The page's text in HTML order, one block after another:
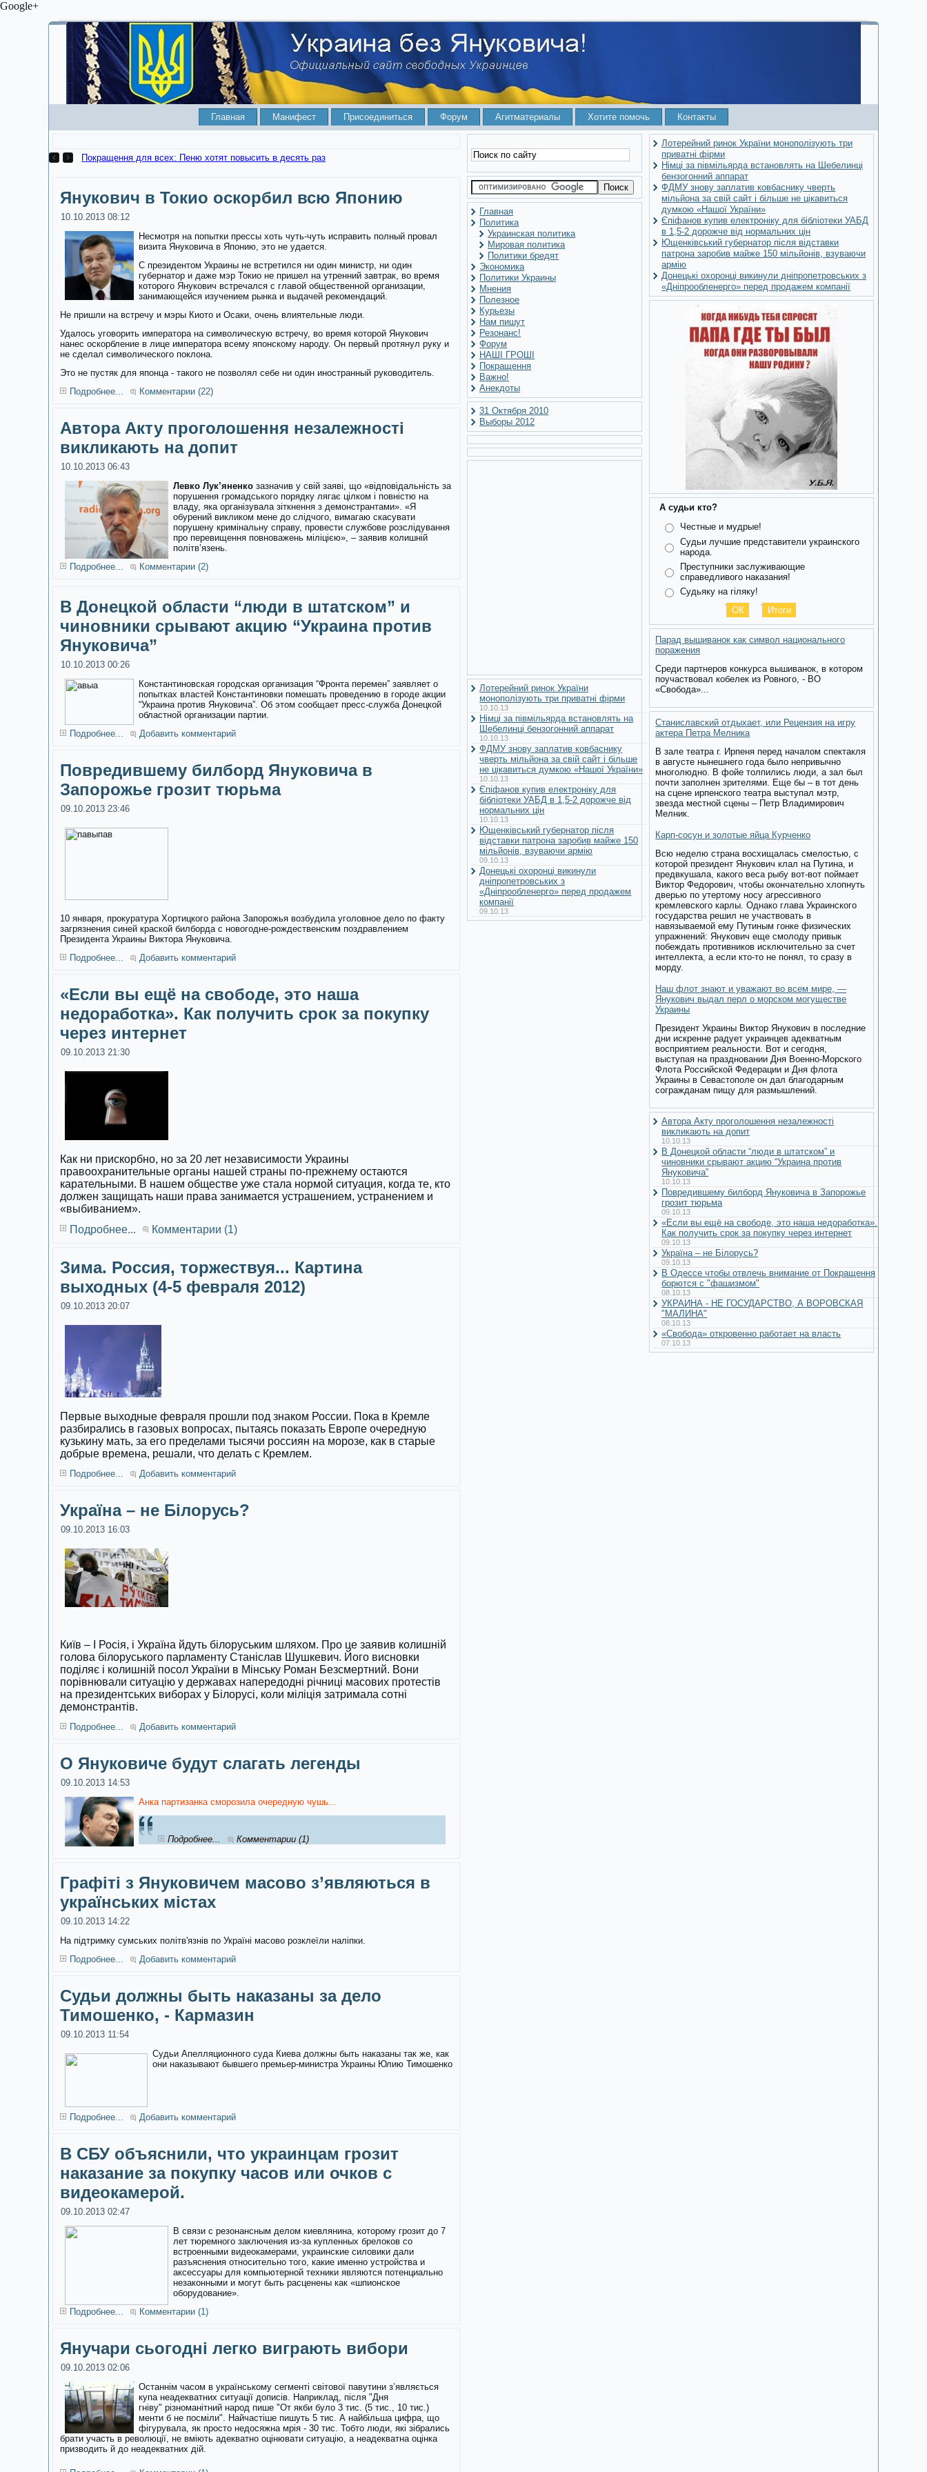
Google+
Главная Манифест Присоединиться Форум Агитматериалы Хотите помочь Контакты
Покращення для всех: Пеню хотят повысить в десять раз
Янукович в Токио оскорбил всю Японию
10.10.2013 08:12
Несмотря на попытки прессы хоть чуть-чуть исправить полный провал
визита Януковича в Японию, это не удается.
С президентом Украины не встретился ни один министр, ни один
губернатор и даже мэр Токио не пришел на утренний завтрак, во время
которого Янукович встречался с главой общественной организации,
занимающейся изучением рынка и выдачей рекомендаций.
Не пришли на встречу и мэры Киото и Осаки, очень влиятельные люди.
Удалось уговорить императора на символическую встречу, во время которой Янукович
нанес оскорбление в лице императора всему японскому народу. Он первый протянул руку и
не сделал символического поклона.
Это не пустяк для японца - такого не позволял себе ни один иностранный руководитель.
Подробнее...
Комментарии (22)
Автора Акту проголошення незалежності
викликають на допит
10.10.2013 06:43
Левко Лук’яненко зазначив у свій заяві, що «відповідальність за
порушення громадського порядку лягає цілком і повністю на
владу, яка організувала зіткнення з демонстрантами». «Я
обурений викликом мене до слідчого, вимагаю скасувати
порушену кримінальну справу, провести службове розслідування
про перевищення повноважень міліцією», – заявив колишній
політв’язень.
Подробнее...
Комментарии (2)
В Донецкой области “люди в штатском” и
чиновники срывают акцию “Украина против
Януковича”
10.10.2013 00:26
Константиновская городская организация “Фронта перемен” заявляет о
попытках властей Константиновки помешать проведению в городе акции
“Украина против Януковича”. Об этом сообщает пресс-служба Донецкой
областной организации партии.
Подробнее...
Добавить комментарий
Повредившему билборд Януковича в
Запорожье грозит тюрьма
09.10.2013 23:46
10 января, прокуратура Хортицкого района Запорожья возбудила уголовное дело по факту
загрязнения синей краской билборда с новогодне-рождественским поздравлением
Президента Украины Виктора Януковича.
Подробнее...
Добавить комментарий
«Если вы ещё на свободе, это наша
недоработка». Как получить срок за покупку
через интернет
09.10.2013 21:30
Как ни прискорбно, но за 20 лет независимости Украины
правоохранительные органы нашей страны по-прежнему остаются
карательными. В нашем обществе уже стала нормой ситуация, когда те, кто
должен защищать наши права занимается устрашением, устранением и
«выбиванием».
Подробнее...
Комментарии (1)
Зима. Россия, торжествуя... Картина
выходных (4-5 февраля 2012)
09.10.2013 20:07
Первые выходные февраля прошли под знаком России. Пока в Кремле
разбирались в газовых вопросах, пытаясь показать Европе очередную
кузькину мать, за его пределами тысячи россиян на морозе, как в старые
добрые времена, решали, что делать с Кремлем.
Подробнее... Добавить комментарий
Україна – не Білорусь?
09.10.2013 16:03
Київ – І Росія, і Україна йдуть білоруським шляхом. Про це заявив колишній
голова білоруського парламенту Станіслав Шушкевич. Його висновки
поділяє і колишній посол України в Мінську Роман Безсмертний. Вони
порівнювали ситуацію у державах напередодні річниці масових протестів
на президентських виборах у Білорусі, коли міліція затримала сотні
демонстрантів.
Подробнее... Добавить комментарий
О Януковиче будут слагать легенды
09.10.2013 14:53
Анка партизанка сморозила очередную чушь...
Подробнее... Комментарии (1)
Графіті з Януковичем масово з’являються в
українських містах
09.10.2013 14:22
На підтримку сумських політв'язнів по Україні масово розклеїли наліпки.
Подробнее...
Добавить комментарий
Судьи должны быть наказаны за дело
Тимошенко, - Кармазин
09.10.2013 11:54
Судьи Апелляционного суда Киева должны быть наказаны так же, как
они наказывают бывшего премьер-министра Украины Юлию Тимошенко
Подробнее... Добавить комментарий
В СБУ объяснили, что украинцам грозит
наказание за покупку часов или очков с
видеокамерой.
09.10.2013 02:47
В связи с резонансным делом киевлянина, которому грозит до 7
лет тюремного заключения из-за купленных брелоков со
встроенными видеокамерами, украинские силовики дали
разъяснения относительно того, какие именно устройства и
аксессуары для компьютерной техники являются потенциально
незаконными и могут быть расценены как «шпионское
оборудование».
Подробнее...
Комментарии (1)
Янучари сьогодні легко виграють вибори
09.10.2013 02:06
Останнім часом в українському сегменті світової павутини з’являється
купа неадекватних ситуації дописів. Наприклад, після "Дня
гніву"різноманітний народ пише "От якби було 3 тис. (5 тис., 10 тис.)
менти б не посміли". Найчастіше пишуть 5 тис. А найбільша цифра, що
фігурувала, як просто недосяжна мрія - 30 тис. Тобто люди, які зібрались
брати участь в революції, не вміють адекватно оцінювати ситуацію, а неадекватна оцінка
призводить й до неадекватних дій.
Главная
Политика
Украинская политика
Мировая политика
Политики бредят
Экономика
Политики Украины
Мнения
Полезное
Курьезы
Нам пишут
Резонанс!
Форум
НАШІ ГРОШІ
Покращення
Важно!
Анекдоты
31 Октября 2010
Выборы 2012
Лотерейний ринок України
монополізують три приватні фірми
10.10.13
Німці за півмільярда встановлять на
Шебелинці бензогонний аппарат
10.10.13
ФДМУ знову заплатив ковбаснику
чверть мільйона за свій сайт і більше
не цікавиться думкою «Нашої України»
10.10.13
Єпіфанов купив електроніку для
бібліотеки УАБД в 1,5-2 дорожче від
нормальних цін
10.10.13
Ющенківський губернатор після
відставки патрона заробив майже 150
мільйонів, взуваючи армію
09.10.13
Донецькі охоронці викинули
дніпропетровських з
«Дніпрообленерго» перед продажем
компанії
09.10.13
Лотерейний ринок України монополізують три
приватні фірми
Німці за півмільярда встановлять на Шебелинці
бензогонний аппарат
ФДМУ знову заплатив ковбаснику чверть
мільйона за свій сайт і більше не цікавиться
думкою «Нашої України»
Єпіфанов купив електроніку для бібліотеки УАБД
в 1,5-2 дорожче від нормальних цін
Ющенківський губернатор після відставки
патрона заробив майже 150 мільйонів, взуваючи
армію
Донецькі охоронці викинули дніпропетровських з
«Дніпрообленерго» перед продажем компанії
А судьи кто?
Честные и мудрые!
Судьи лучшие представители украинского
народа.
Преступники заслуживающие
справедливого наказания!
Судьяку на гіляку!
Парад вышиванок как символ национального
поражения
Среди партнеров конкурса вышиванок, в котором
поучаствовал кобелек из Ровного, - ВО
«Свобода»...
Станиславский отдыхает, или Рецензия на игру
актера Петра Мелника
В зале театра г. Ирпеня перед началом спектакля
в августе нынешнего года было непривычно
многолюдно. В фойе толпились люди, а зал был
почти заполнен зрителями. Еще бы – в тот день
на сцене ирпенского театра выступал мэтр,
звезда местной сцены – Петр Владимирович
Мелник.
Карп-сосун и золотые яйца Курченко
Всю неделю страна восхищалась смелостью, с
которой президент Янукович клал на Путина, и
предвкушала, какого веса рыбу вот-вот поймает
Виктор Федорович, чтобы окончательно хлопнуть
дверью по утертому носу агрессивного
кремлевского карлы. Однако глава Украинского
государства решил не участвовать в
навязываемой ему Путиным гонке физических
упражнений: Янукович еще смолоду привык
побеждать противников исключительно за счет
интеллекта, а если кто-то не понял, то сразу в
морду.
Наш флот знают и уважают во всем мире, —
Янукович выдал перл о морском могуществе
Украины
Президент Украины Виктор Янукович в последние
дни искренне радует украинцев адекватным
восприятием реальности. Вот и сегодня,
выступая на праздновании Дня Военно-Морского
Флота Российской Федерации и Дня флота
Украины в Севастополе он дал благодарным
согражданам пищу для размышлений.
Автора Акту проголошення незалежності
викликають на допит
10.10.13
В Донецкой области “люди в штатском” и
чиновники срывают акцию “Украина против
Януковича”
10.10.13
Повредившему билборд Януковича в Запорожье
грозит тюрьма
09.10.13
«Если вы ещё на свободе, это наша недоработка».
Как получить срок за покупку через интернет
09.10.13
Україна – не Білорусь?
09.10.13
В Одессе чтобы отвлечь внимание от Покращення
борются с "фашизмом"
08.10.13
УКРАИНА - НЕ ГОСУДАРСТВО, А ВОРОВСКАЯ
"МАЛИНА"
08.10.13
«Свобода» откровенно работает на власть
07.10.13